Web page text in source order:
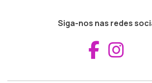
Siga-nos nas redes